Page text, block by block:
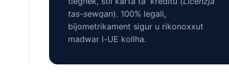
tas-sewqan). 100% legali,
bijometrikament sigur u rikonoxxut
madwar l-UE kollha.